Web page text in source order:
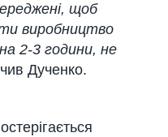
щоб
виробництво
2-3 години, не
Дученко.